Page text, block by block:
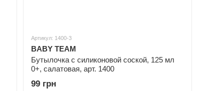
Артикул: 1400-3
BABY TEAM
Бутылочка с силиконовой соской, 125 мл
0+, салатовая, арт. 1400
99 грн